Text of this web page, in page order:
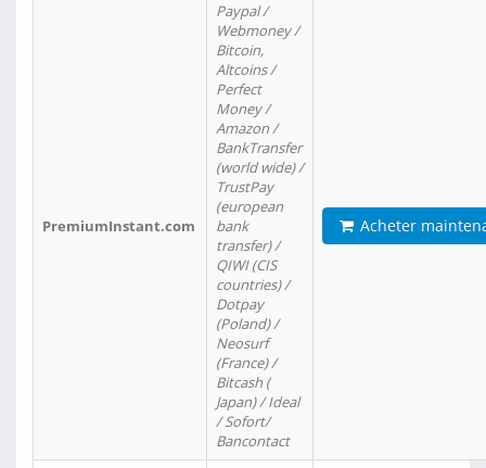
PremiumInstant.com
Paypal /
Webmoney /
Bitcoin,
Altcoins /
Perfect
Money /
Amazon /
BankTransfer
(world wide) /
TrustPay
(european
bank
transfer) /
QIWI (CIS
countries) /
Dotpay
(Poland) /
Neosurf
(France) /
Bitcash (
Japan) / Ideal
/ Sofort/
Bancontact
Acheter